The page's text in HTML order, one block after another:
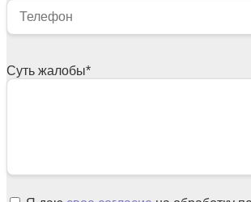
Суть жалобы*